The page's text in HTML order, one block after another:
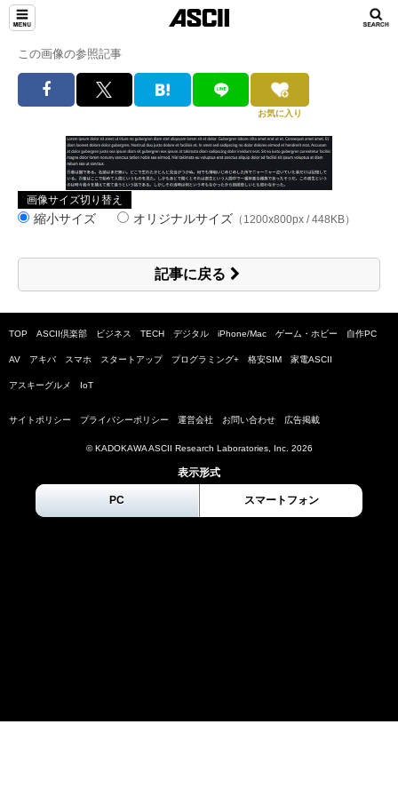
この画像の参照記事
お気に入り
画像サイズ切り替え
縮小サイズ オリジナルサイズ （1200x800px / 448KB）
記事に戻る
TOP ASCII倶楽部 ビジネス TECH デジタル iPhone/Mac ゲーム・ホビー 自作PC
AV アキバ スマホ スタートアップ プログラミング+ 格安SIM 家電ASCII
アスキーグルメ IoT
サイトポリシー プライバシーポリシー 運営会社 お問い合わせ 広告掲載
© KADOKAWA ASCII Research Laboratories, Inc. 2026
表示形式
PC スマートフォン